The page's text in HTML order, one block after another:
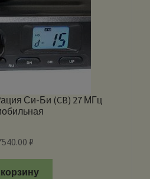
Си-Би (CB) 27 МГц
₽